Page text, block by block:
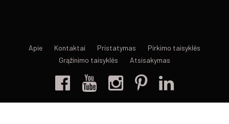
Apie Kontaktai Pristatymas
Pirkimo taisyklės
Grąžinimo taisyklės
Atsisakymas